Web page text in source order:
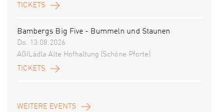
TICKETS
Bambergs Big Five - Bummeln und Staunen
Do. 13.08.2026
AGILädla Alte Hofhaltung (Schöne Pforte)
TICKETS
WEITERE EVENTS